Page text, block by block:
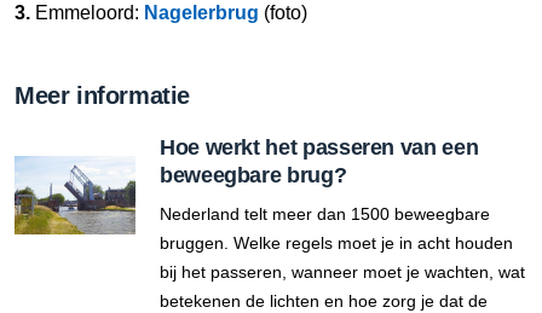
3. Emmeloord: Nagelerbrug (foto)
Meer informatie
Hoe werkt het passeren van een
beweegbare brug?
Nederland telt meer dan 1500 beweegbare
bruggen. Welke regels moet je in acht houden
bij het passeren, wanneer moet je wachten, wat
betekenen de lichten en hoe zorg je dat de